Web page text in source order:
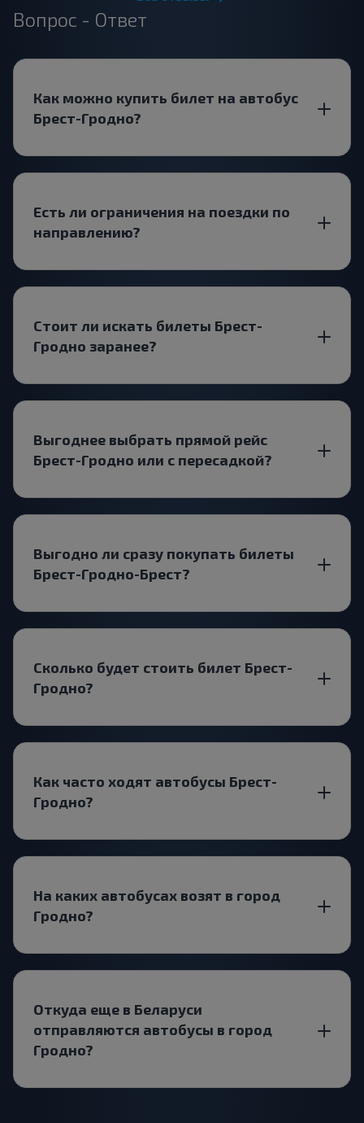
Вопрос - Ответ
Как можно купить билет на автобус
Брест-Гродно?
Есть ли ограничения на поездки по
направлению?
Стоит ли искать билеты Брест-
Гродно заранее?
Выгоднее выбрать прямой рейс
Брест-Гродно или с пересадкой?
Выгодно ли сразу покупать билеты
Брест-Гродно-Брест?
Сколько будет стоить билет Брест-
Гродно?
Как часто ходят автобусы Брест-
Гродно?
На каких автобусах возят в город
Гродно?
Откуда еще в Беларуси
отправляются автобусы в город
Гродно?